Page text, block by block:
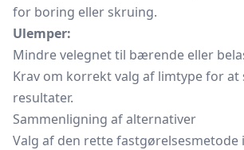
for boring eller skruing.
Ulemper:
Mindre velegnet til bærende eller
Krav om korrekt valg af limtype for at
resultater.
Sammenligning af alternativer
Valg af den rette